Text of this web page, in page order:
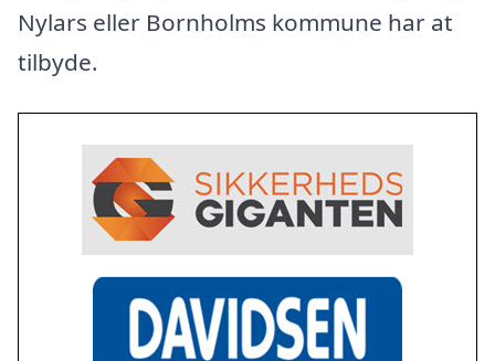
Nylars eller Bornholms kommune har at
tilbyde.